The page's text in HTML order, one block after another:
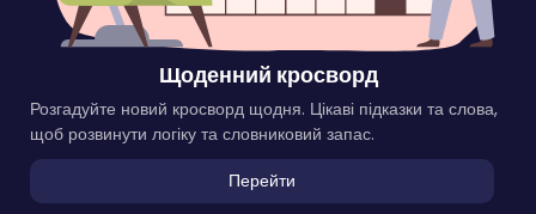
Щоденний кросворд
Розгадуйте новий кросворд щодня. Цікаві підказки та слова,
щоб розвинути логіку та словниковий запас.
Перейти